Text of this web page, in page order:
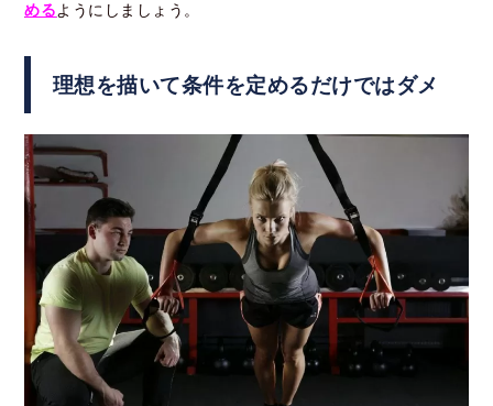
めるようにしましょう。
理想を描いて条件を定めるだけではダメ